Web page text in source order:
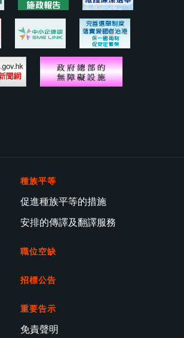
種族平等
促進種族平等的措施
安排的傳譯及翻譯服務
職位空缺
招標公告
重要告示
免責聲明